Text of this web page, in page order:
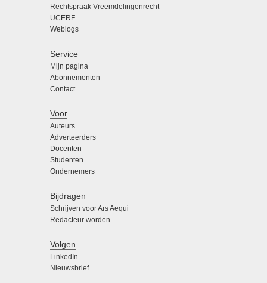
Rechtspraak Vreemdelingenrecht
UCERF
Weblogs
Service
Mijn pagina
Abonnementen
Contact
Voor
Auteurs
Adverteerders
Docenten
Studenten
Ondernemers
Bijdragen
Schrijven voor Ars Aequi
Redacteur worden
Volgen
LinkedIn
Nieuwsbrief